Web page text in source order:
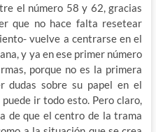
el número 58 y 62, gracias
que no hace falta resetear
vuelve a centrarse en el
y ya en ese primer número
porque no es la primera
dudas sobre su papel en el
ir todo esto. Pero claro,
de que el centro de la trama